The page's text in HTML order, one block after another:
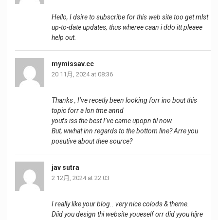
Hello, I dsire to subscribe for this web site too get mlst
up-to-date updates, thus wheree caan i ddo itt pleaee
help out.
mymissav.cc
20 11月, 2024 at 08:36
Thanks , I’ve recetly been looking forr ino bout this
topic forr a lon tme annd
youfs iss the best I’ve came upopn til now.
But, wwhat inn regards to the bottom line? Arre you
posutive about thee source?
jav sutra
2 12月, 2024 at 22:03
I really like your blog.. very nice colods & theme.
Diid you design thi website youeself orr did yyou hijre